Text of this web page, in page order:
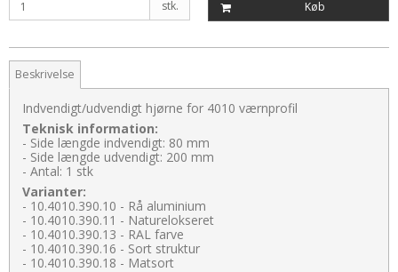
stk. Køb
Beskrivelse
Indvendigt/udvendigt hjørne for 4010 værnprofil
Teknisk information:
- Side længde indvendigt: 80 mm
- Side længde udvendigt: 200 mm
- Antal: 1 stk
Varianter:
- 10.4010.390.10 - Rå aluminium
- 10.4010.390.11 - Naturelokseret
- 10.4010.390.13 - RAL farve
- 10.4010.390.16 - Sort struktur
- 10.4010.390.18 - Matsort